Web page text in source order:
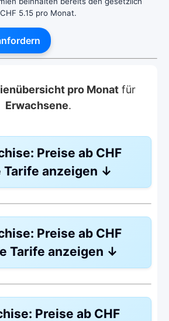
5.15 pro Monat.
pro Monat für
Erwachsene.
Preise ab CHF
Tarife anzeigen ↓
CHF 418.15
440.45
Preise ab CHF
Tarife anzeigen ↓
Preise ab CHF